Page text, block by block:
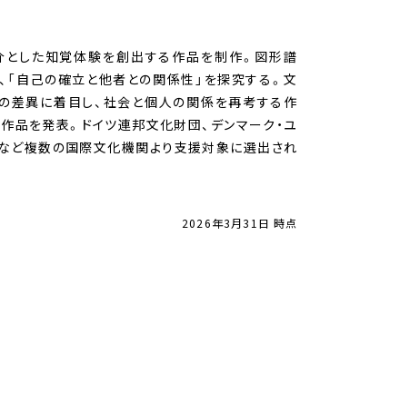
した知覚体験を創出する作品を制作。図形譜
「自己の確立と他者との関係性」を探究する。文
差異に着目し、社会と個人の関係を再考する作
を発表。ドイツ連邦文化財団、デンマーク・ユ
ど複数の国際文化機関より支援対象に選出され
2026年3月31日 時点